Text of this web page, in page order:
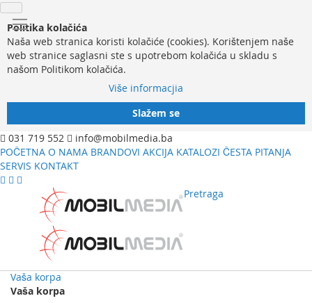
Politika kolačića
Naša web stranica koristi kolačiće (cookies). Korištenjem naše
web stranice saglasni ste s upotrebom kolačića u skladu s
našom Politikom kolačića.
Više informacjia
Slažem se
031 719 552
info@mobilmedia.ba
POČETNA O NAMA BRANDOVI AKCIJA KATALOZI ČESTA PITANJA
SERVIS KONTAKT
Pretraga
Vaša korpa
Vaša korpa